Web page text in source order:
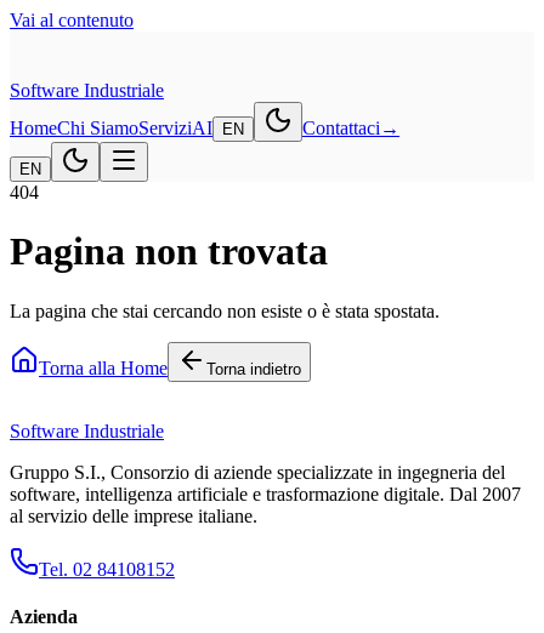
Vai al contenuto
Software Industriale
HomeChi SiamoServiziAI EN Contattaci →
EN
404
Pagina non trovata
La pagina che stai cercando non esiste o è stata spostata.
Torna alla Home Torna indietro
Software Industriale
Gruppo S.I., Consorzio di aziende specializzate in ingegneria del
software, intelligenza artificiale e trasformazione digitale. Dal 2007
al servizio delle imprese italiane.
Tel. 02 84108152
Azienda